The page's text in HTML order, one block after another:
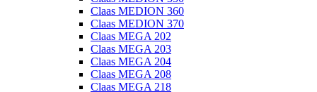
Claas MEDION 360
Claas MEDION 370
Claas MEGA 202
Claas MEGA 203
Claas MEGA 204
Claas MEGA 208
Claas MEGA 218